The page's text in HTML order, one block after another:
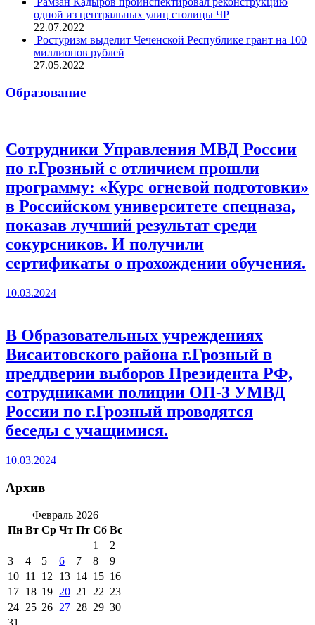
одной из центральных улиц столицы ЧР
22.07.2022
Ростуризм выделит Чеченской Республике грант на 100
миллионов рублей
27.05.2022
Образование
Сотрудники Управления МВД России
по г.Грозный с отличием прошли
программу: «Курс огневой подготовки»
в Российском университете спецназа,
показав лучший результат среди
сокурсников. И получили
сертификаты о прохождении обучения.
10.03.2024
В Образовательных учреждениях
Висаитовского района г.Грозный в
преддверии выборов Президента РФ,
сотрудниками полиции ОП-3 УМВД
России по г.Грозный проводятся
беседы с учащимися.
10.03.2024
Архив
Февраль 2026
Пн Вт Ср Чт Пт Сб Вс
1
2
3
4 5 6 7 8
9
10 11 12 13 14 15 16
17 18 19 20 21 22 23
24 25 26 27 28 29 30
31